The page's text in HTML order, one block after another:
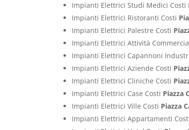
Impianti Elettrici Studi Medici Costi
Impianti Elettrici Ristoranti Costi
Impianti Elettrici Palestre Costi
Impianti Elettrici Attività
Impianti Elettrici Capannoni
Impianti Elettrici Aziende Costi
Impianti Elettrici Cliniche Costi
Impianti Elettrici Case Costi Piazza
Impianti Elettrici Ville Costi Piazza
Impianti Elettrici Appartamenti